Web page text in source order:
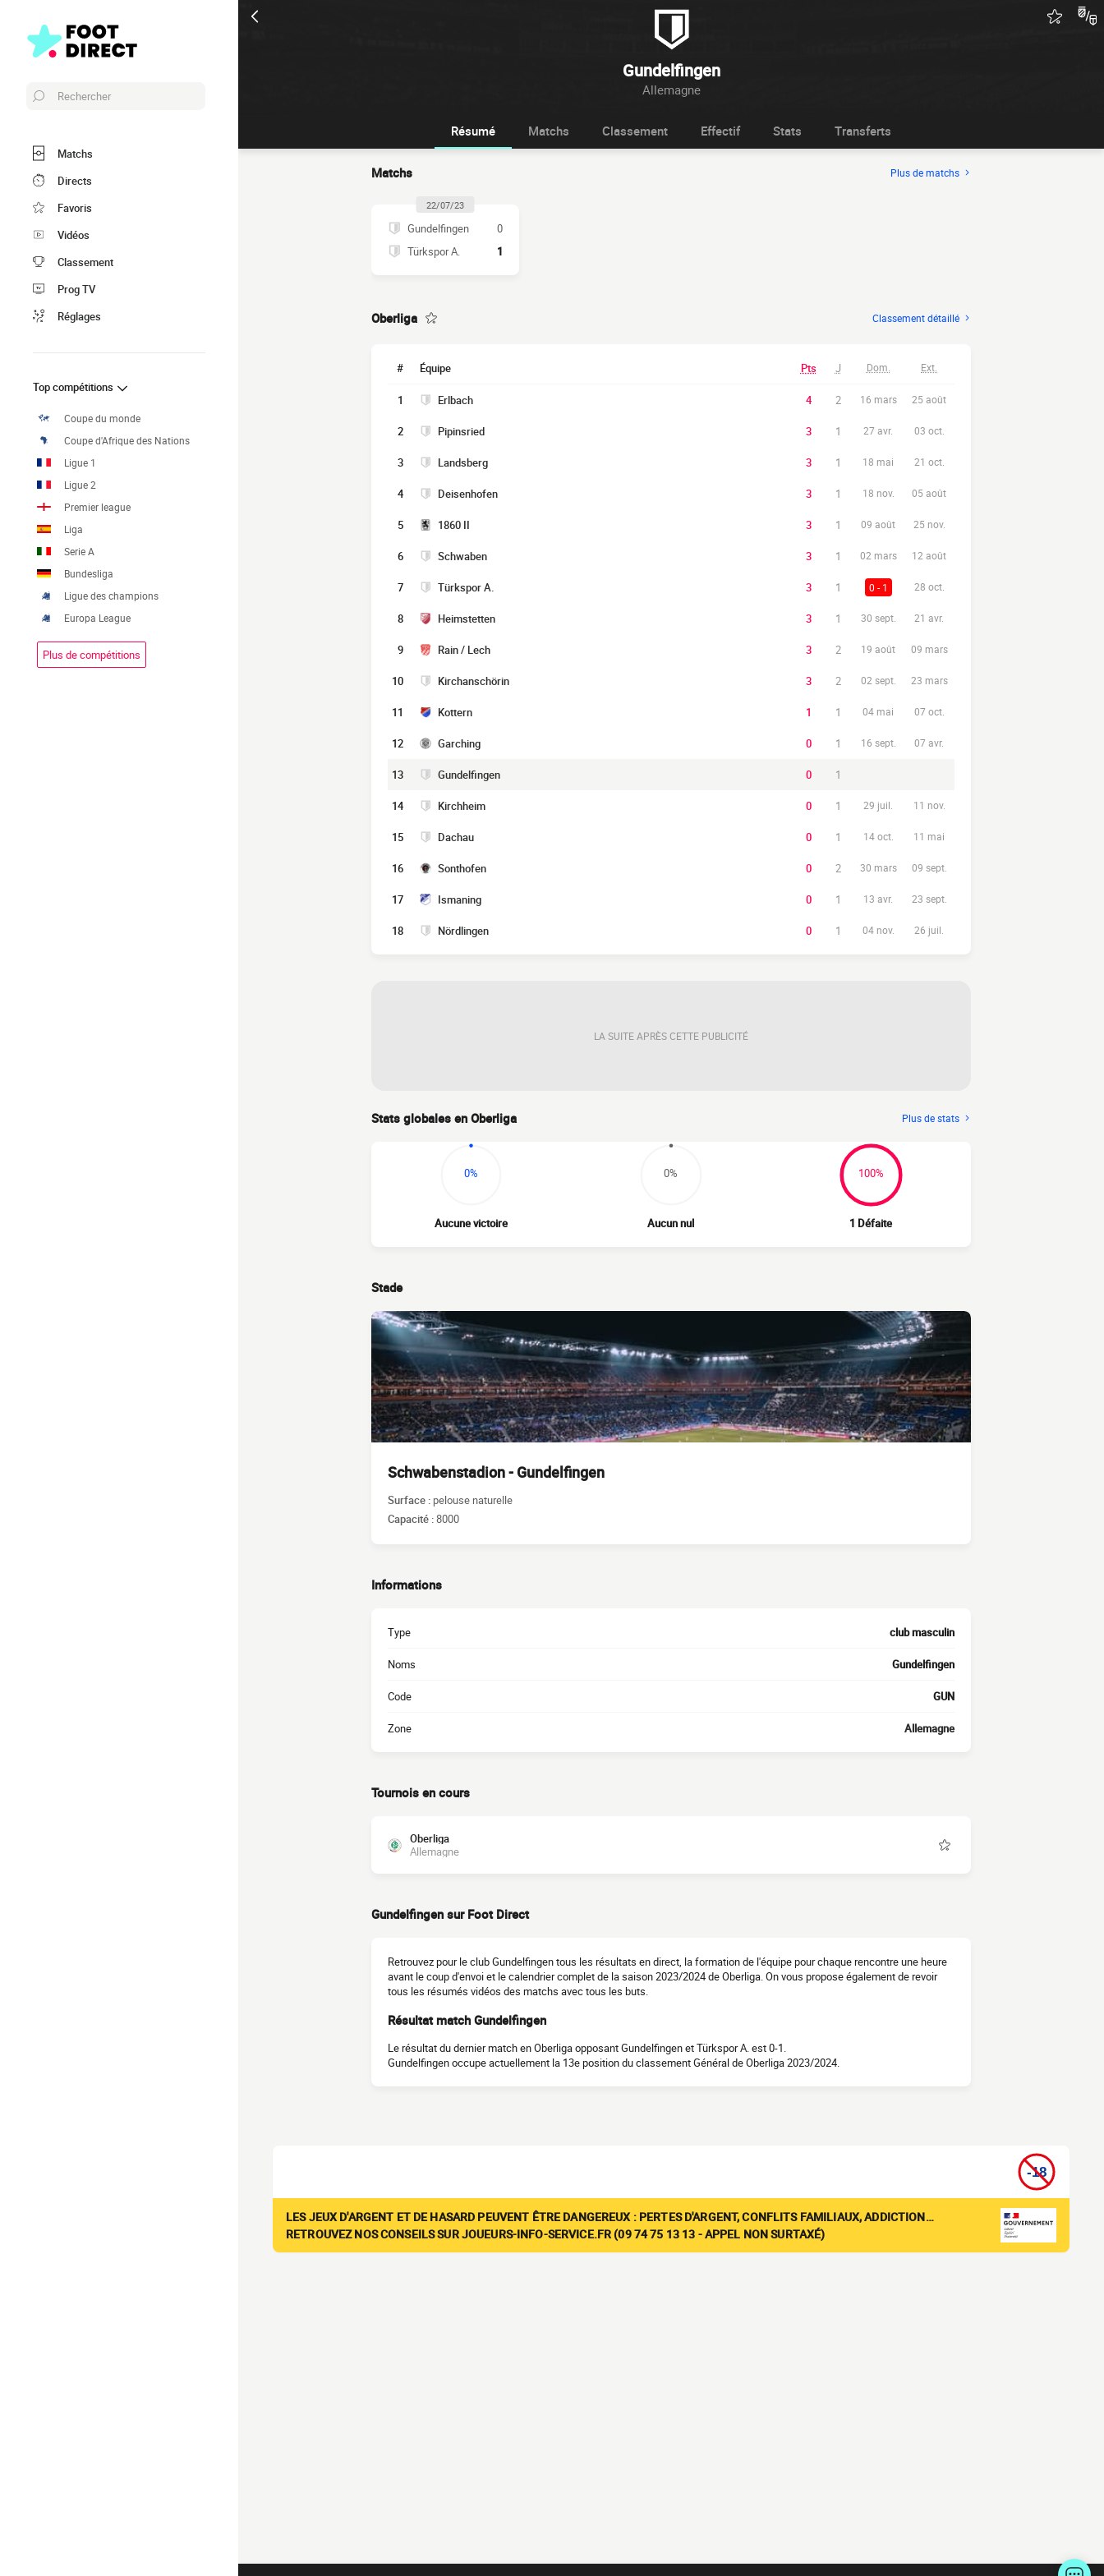
Gundelfingen
Allemagne
Rechercher
Matchs
Directs
Favoris
Vidéos
Classement
Prog TV
Réglages
Top compétitions
Coupe du monde
Coupe d'Afrique des Nations
Ligue 1
Ligue 2
Premier league
Liga
Serie A
Bundesliga
Ligue des champions
Europa League
Plus de compétitions
Résumé Matchs Classement Effectif Stats Transferts
Matchs Plus de matchs
22/07/23
Gundelfingen
0
Türkspor A.
1
Oberliga Classement détaillé
# Équipe Pts J Dom. Ext.
1 Erlbach 4 2 16 mars 25 août
2 Pipinsried 3 1 27 avr. 03 oct.
3 Landsberg 3 1 18 mai 21 oct.
4 Deisenhofen 3 1 18 nov. 05 août
5 1860 II 3 1 09 août 25 nov.
6 Schwaben 3 1 02 mars 12 août
7 Türkspor A. 3 1 0 - 1 28 oct.
8 Heimstetten 3 1 30 sept. 21 avr.
9 Rain / Lech 3 2 19 août 09 mars
10 Kirchanschörin 3 2 02 sept. 23 mars
11 Kottern 1 1 04 mai 07 oct.
12 Garching 0 1 16 sept. 07 avr.
13 Gundelfingen 0 1
14 Kirchheim 0 1 29 juil. 11 nov.
15 Dachau 0 1 14 oct. 11 mai
16 Sonthofen 0 2 30 mars 09 sept.
17 Ismaning 0 1 13 avr. 23 sept.
18 Nördlingen 0 1 04 nov. 26 juil.
LA SUITE APRÈS CETTE PUBLICITÉ
Stats globales en Oberliga Plus de stats
0%
Aucune victoire
0%
Aucun nul
100%
1 Défaite
Stade
Schwabenstadion - Gundelfingen
Surface : pelouse naturelle
Capacité :8000
Informations
Type club masculin
Noms Gundelfingen
Code GUN
Zone Allemagne
Tournois en cours
Oberliga
Allemagne
Gundelfingen sur Foot Direct
Retrouvez pour le club Gundelfingen tous les résultats en direct, la formation de l'équipe pour chaque rencontre une heure
avant le coup d'envoi et le calendrier complet de la saison 2023/2024 de Oberliga. On vous propose également de revoir
tous les résumés vidéos des matchs avec tous les buts.
Résultat match Gundelfingen
Le résultat du dernier match en Oberliga opposant Gundelfingen et Türkspor A. est 0-1.
Gundelfingen occupe actuellement la 13e position du classement Général de Oberliga 2023/2024.
LES JEUX D'ARGENT ET DE HASARD PEUVENT ÊTRE DANGEREUX : PERTES D'ARGENT, CONFLITS FAMILIAUX, ADDICTION…
RETROUVEZ NOS CONSEILS SUR JOUEURS-INFO-SERVICE.FR (09 74 75 13 13 - APPEL NON SURTAXÉ)